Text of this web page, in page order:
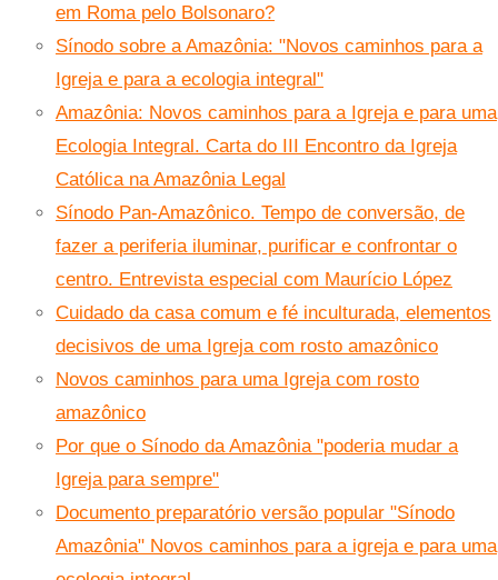
em Roma pelo Bolsonaro?
Sínodo sobre a Amazônia: "Novos caminhos para a
Igreja e para a ecologia integral"
Amazônia: Novos caminhos para a Igreja e para uma
Ecologia Integral. Carta do III Encontro da Igreja
Católica na Amazônia Legal
Sínodo Pan-Amazônico. Tempo de conversão, de
fazer a periferia iluminar, purificar e confrontar o
centro. Entrevista especial com Maurício López
Cuidado da casa comum e fé inculturada, elementos
decisivos de uma Igreja com rosto amazônico
Novos caminhos para uma Igreja com rosto
amazônico
Por que o Sínodo da Amazônia "poderia mudar a
Igreja para sempre"
Documento preparatório versão popular "Sínodo
Amazônia" Novos caminhos para a igreja e para uma